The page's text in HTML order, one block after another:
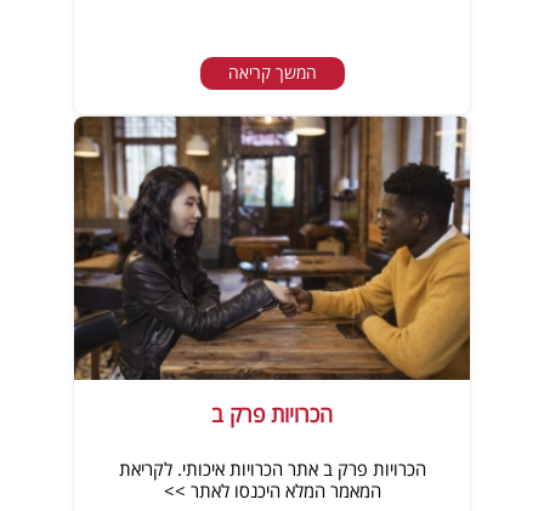
המשך קריאה
הכרויות פרק ב
הכרויות פרק ב אתר הכרויות איכותי. לקריאת
המאמר המלא היכנסו לאתר >>